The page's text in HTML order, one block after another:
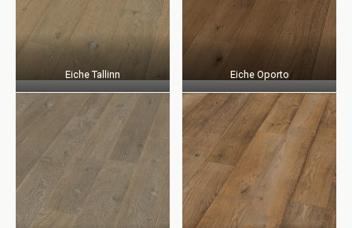
Eiche Tallinn Eiche Oporto